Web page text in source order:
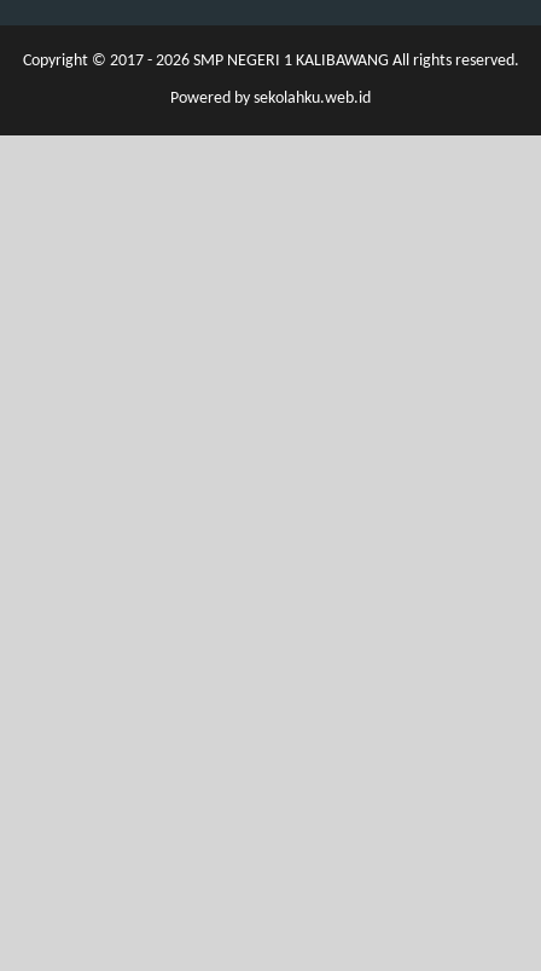
Copyright © 2017 - 2026SMP NEGERI 1 KALIBAWANG All rights reserved.
Powered by sekolahku.web.id